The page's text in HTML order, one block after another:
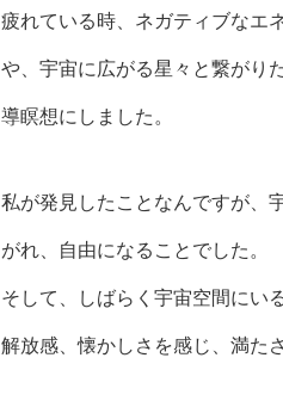
疲れている時、ネガティブなエ
や、宇宙に広がる星々と繋がり
導瞑想にしました。
私が発見したことなんですが、
がれ、自由になることでした。
そして、しばらく宇宙空間にい
解放感、懐かしさを感じ、満た